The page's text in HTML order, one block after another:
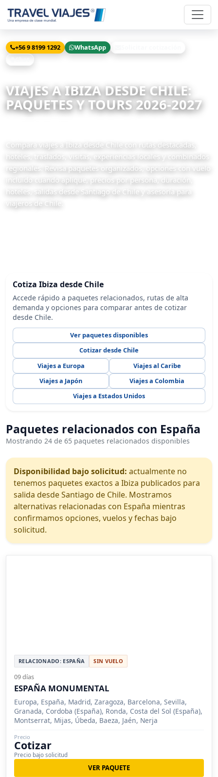
+56 9 8199 1292 WhatsApp
VIAJES A IBIZA DESDE CHILE:
PAQUETES Y TOURS 2026-2027
Compara viajes a Ibiza desde Chile con rutas destacadas,
hoteles, traslados, visitas, experiencias locales y combinados
regionales. Revisa paquetes organizados, opciones con vuelo
incluido cuando aplique, precios por persona, duración,
hoteles, salidas desde Santiago de Chile y asesoría para
viajeros de Chile.
Cotiza Ibiza desde Chile
Accede rápido a paquetes relacionados, rutas de alta
demanda y opciones para comparar antes de cotizar
desde Chile.
Ver paquetes disponibles
Cotizar desde Chile
Viajes a Europa
Viajes al Caribe
Viajes a Japón
Viajes a Colombia
Viajes a Estados Unidos
Paquetes relacionados con España
Mostrando 24 de 65 paquetes relacionados disponibles
Disponibilidad bajo solicitud: actualmente no
tenemos paquetes exactos a Ibiza publicados para
salida desde Santiago de Chile. Mostramos
alternativas relacionadas con España mientras
confirmamos opciones, vuelos y fechas bajo
solicitud.
RELACIONADO: ESPAÑA SIN VUELO
09 días
ESPAÑA MONUMENTAL
Europa, España, Madrid, Zaragoza, Barcelona, Sevilla,
Granada, Cordoba (España), Ronda, Costa del Sol (España),
Montserrat, Mijas, Úbeda, Baeza, Jaén, Nerja
Precio
Cotizar
Precio bajo solicitud
VER PAQUETE